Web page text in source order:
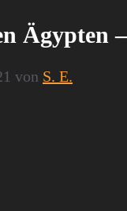
Ägypten
von S. E.